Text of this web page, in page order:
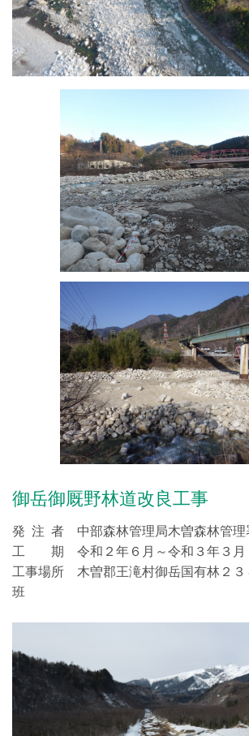
御岳御厩野林道改良工事
発 注 者 中部森林管理局木曽森林管理
工 期 令和２年６月～令和３年３月
工事場所 木曽郡王滝村御岳国有林２３
班